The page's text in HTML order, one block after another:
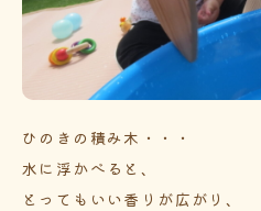
ひのきの積み木・・・
水に浮かべると、
とってもいい香りが広がり、